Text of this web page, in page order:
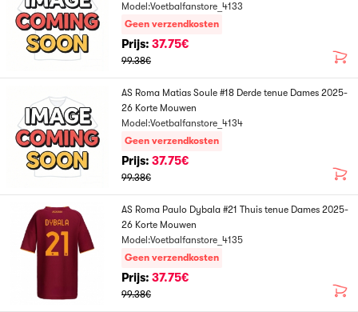
Model:Voetbalfanstore_4133
Geen verzendkosten
Prijs: 37.75€
99.38€
AS Roma Matias Soule #18 Derde tenue Dames 2025-
26 Korte Mouwen
Model:Voetbalfanstore_4134
Geen verzendkosten
Prijs: 37.75€
99.38€
AS Roma Paulo Dybala #21 Thuis tenue Dames 2025-
26 Korte Mouwen
Model:Voetbalfanstore_4135
Geen verzendkosten
Prijs: 37.75€
99.38€